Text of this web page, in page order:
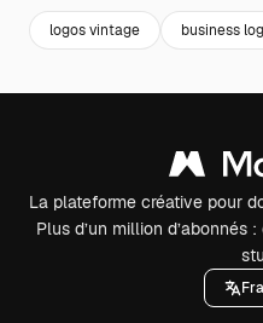
logos vintage business
La plateforme créative pour
Plus d’un million d’abonnés